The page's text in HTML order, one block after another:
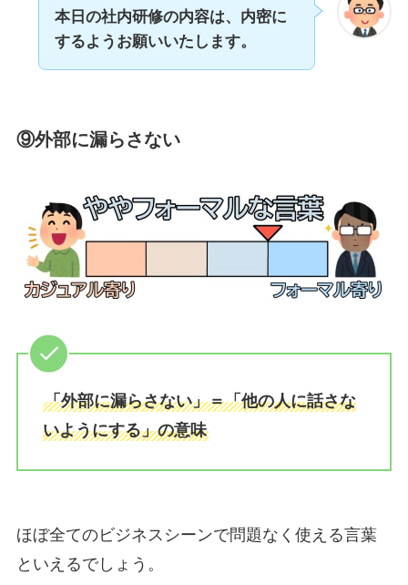
本日の社内研修の内容は、内密に
するようお願いいたします。
⑨外部に漏らさない
「外部に漏らさない」＝「他の人に話さな
いようにする」の意味
ほぼ全てのビジネスシーンで問題なく使える言葉
といえるでしょう。